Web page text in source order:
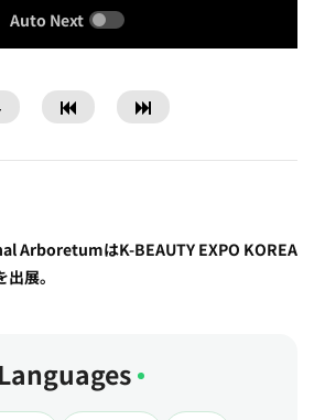
Auto Next
ArboretumはK-BEAUTY EXPO KOREA
展。